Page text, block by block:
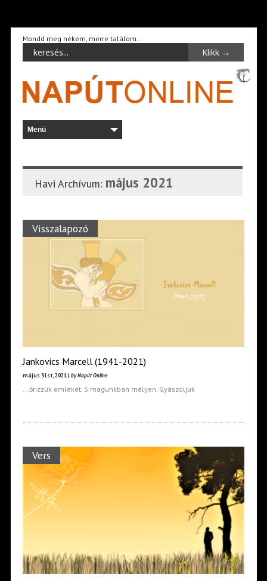
Mondd meg nékem, merre találom…
Havi Archívum: május 2021
Visszalapozó
Jankovics Marcell (1941-2021)
május 31st, 2021 | by Napút Online
...őrizzük emlékét. S magunkban mélyen. Gyászoljuk
Vers